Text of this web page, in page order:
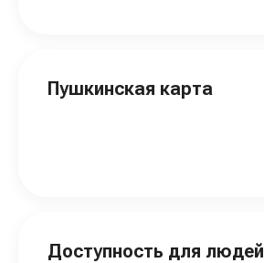
Пушкинская карта
Доступность для людей